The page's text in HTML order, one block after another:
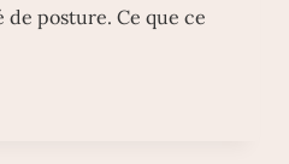
posture. Ce que ce